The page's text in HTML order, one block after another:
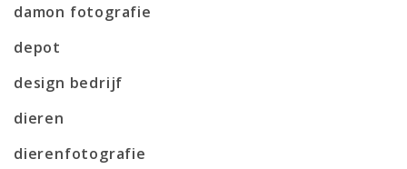
damon fotografie
depot
design bedrijf
dieren
dierenfotografie